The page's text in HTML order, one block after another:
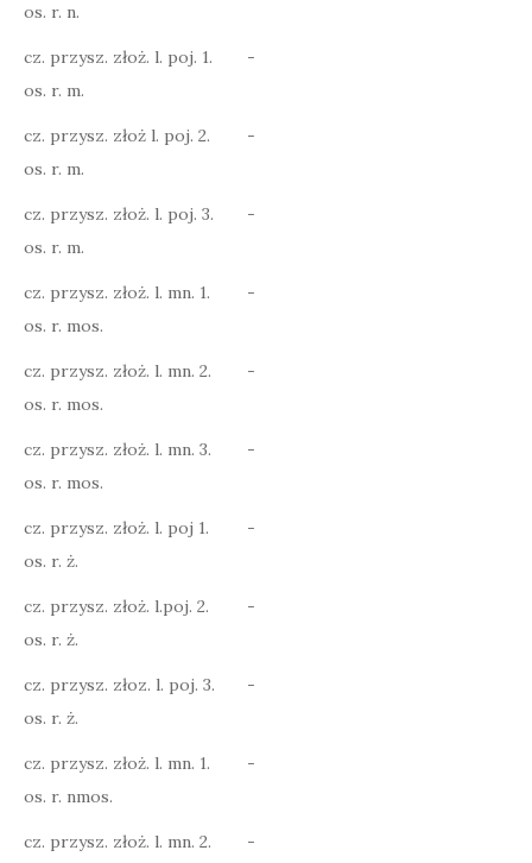
os. r. n.
cz. przysz. złoż. l. poj. 1.
os. r. m.
-
cz. przysz. złoż l. poj. 2.
os. r. m.
-
cz. przysz. złoż. l. poj. 3.
os. r. m.
-
cz. przysz. złoż. l. mn. 1.
os. r. mos.
-
cz. przysz. złoż. l. mn. 2.
os. r. mos.
-
cz. przysz. złoż. l. mn. 3.
os. r. mos.
-
cz. przysz. złoż. l. poj 1.
os. r. ż.
-
cz. przysz. złoż. l.poj. 2.
os. r. ż.
-
cz. przysz. złoz. l. poj. 3.
os. r. ż.
-
cz. przysz. złoż. l. mn. 1.
os. r. nmos.
-
cz. przysz. złoż. l. mn. 2.
-